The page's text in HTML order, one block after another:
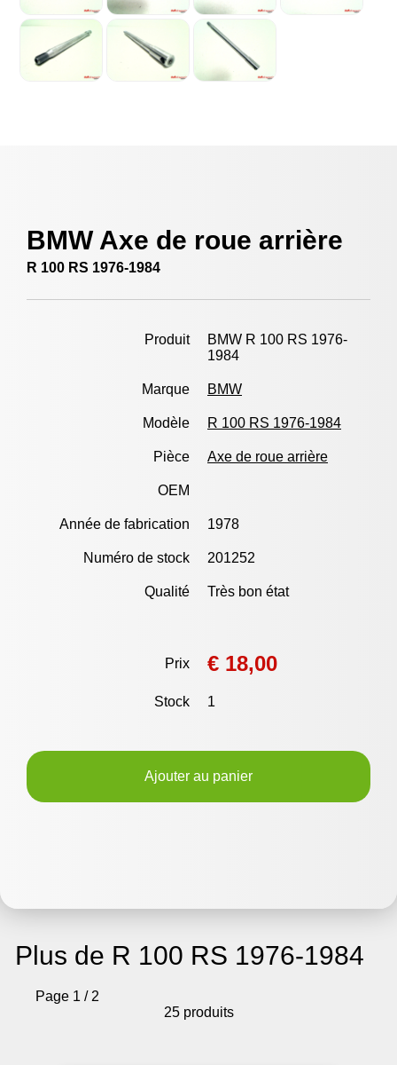
BMW Axe de roue arrière
R 100 RS 1976-1984
Produit
BMW R 100 RS 1976-
1984
Marque BMW
Modèle R 100 RS 1976-1984
Pièce Axe de roue arrière
OEM
Année de fabrication 1978
Numéro de stock 201252
Qualité Très bon état
Prix € 18,00
Stock 1
Ajouter au panier
Plus de R 100 RS 1976-1984
Page 1 / 2
25 produits